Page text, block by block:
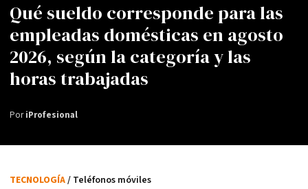
Qué sueldo corresponde para las
empleadas domésticas en agosto
2026, según la categoría y las
horas trabajadas
PoriProfesional
TECNOLOGÍA/ Teléfonos móviles